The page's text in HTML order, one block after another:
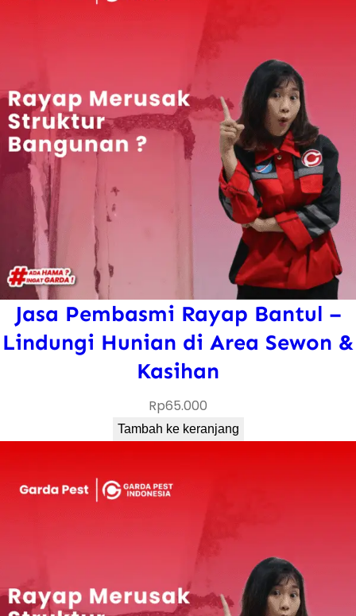
Jasa Pembasmi Rayap Bantul –
Lindungi Hunian di Area Sewon &
Kasihan
Rp65.000
Tambah ke keranjang